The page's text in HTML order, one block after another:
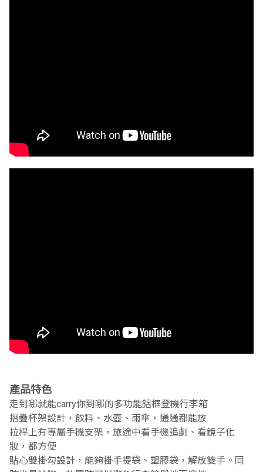
產品特色
走到哪就能carry你到哪的多功能鋁框登機行李箱
摺疊杯架設計，飲料、水壺、雨傘，通通都能放
拉桿上有專屬手機支架，旅途中看手機追劇、看鏡子化
妝，都方便
貼心雙掛勾設計，能夠掛手提袋、塑膠袋，解放雙手。同